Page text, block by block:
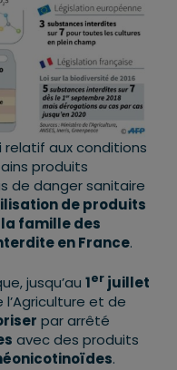
relatif aux conditions
produits
de danger sanitaire
de produits
famille des
en France.
jusqu’au 1er juillet
et de
par arrêté
avec des produits
.